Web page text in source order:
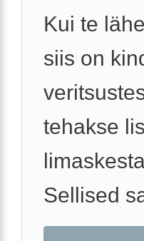
Kui te
siis on
tehakse
Sellised